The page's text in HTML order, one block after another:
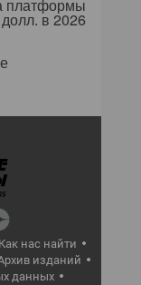
платформы
в 2026
Как нас найти
изданий
данных